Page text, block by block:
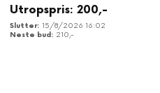
Utropspris: 200,-
15/8/2026 16:02
210,-